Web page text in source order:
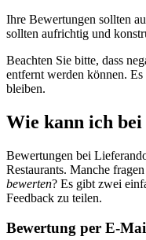
Ihre Bewertungen sollten
sollten aufrichtig und
Beachten Sie bitte, dass
entfernt werden können.
bleiben.
Wie kann ich
Bewertungen bei
Restaurants. Manche
bewerten? Es gibt zwei
Feedback zu teilen.
Bewertung per E-